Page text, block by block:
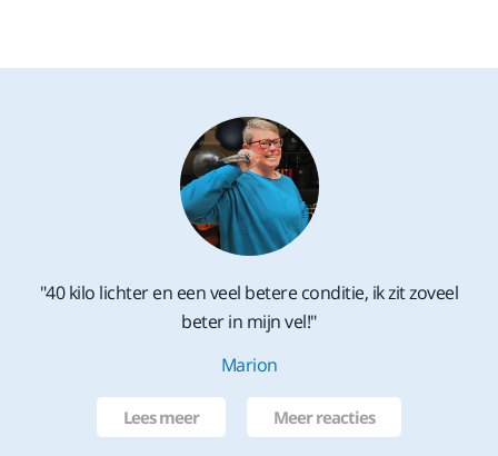
"40 kilo lichter en een veel betere conditie, ik zit zoveel
beter in mijn vel!"
Marion
Lees meer Meer reacties